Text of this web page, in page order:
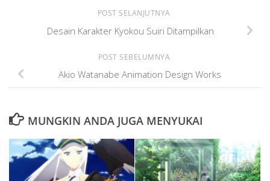
POST SELANJUTNYA
Desain Karakter Kyokou Suiri Ditampilkan
POST SEBELUMNYA
Akio Watanabe Animation Design Works
MUNGKIN ANDA JUGA MENYUKAI